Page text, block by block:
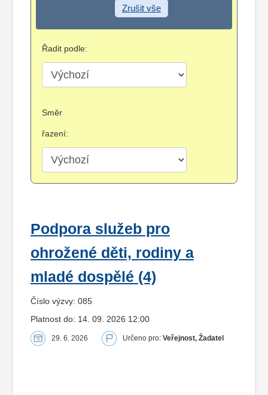
Zrušit vše
Řadit podle:
Směr
řazení:
Podpora služeb pro
ohrožené děti, rodiny a
mladé dospělé (4)
Číslo výzvy: 085
Platnost do: 14. 09. 2026 12:00
29. 6. 2026 Určeno pro: Veřejnost, Žadatel